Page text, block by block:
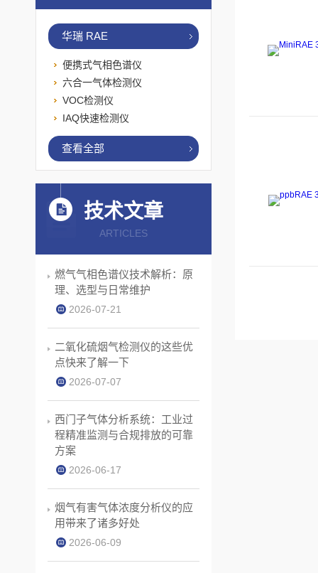
华瑞 RAE
便携式气相色谱仪
六合一气体检测仪
VOC检测仪
IAQ快速检测仪
查看全部
技术文章
ARTICLES
燃气气相色谱仪技术解析：原
理、选型与日常维护
2026-07-21
二氧化硫烟气检测仪的这些优
点快来了解一下
2026-07-07
西门子气体分析系统：工业过
程精准监测与合规排放的可靠
方案
2026-06-17
烟气有害气体浓度分析仪的应
用带来了诸多好处
2026-06-09